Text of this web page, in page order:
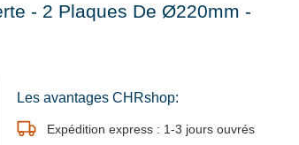
- 2 Plaques De Ø220mm -
Les avantages CHRshop:
Expédition express : 1-3 jours ouvrés